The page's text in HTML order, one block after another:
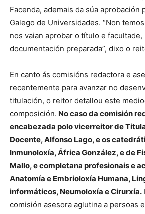
Facenda, ademais da súa aprobación
Galego de Universidades. “Non
nos vaian aprobar o título e
documentación preparada”, dixo o
En canto ás comisións redactora e
recentemente para avanzar no
titulación, o reitor detallou este
composición. No caso da comisión
encabezada polo vicerreitor de
Docente, Alfonso Lago, e os
Inmunoloxía, África González, e de
Mallo, e completana profesionais e
Anatomía e Embrioloxía Humana,
informáticos, Neumoloxía e Cirurxía.
comisión asesora aglutina a persoas